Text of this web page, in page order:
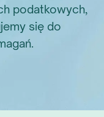
podatkowych,
się do